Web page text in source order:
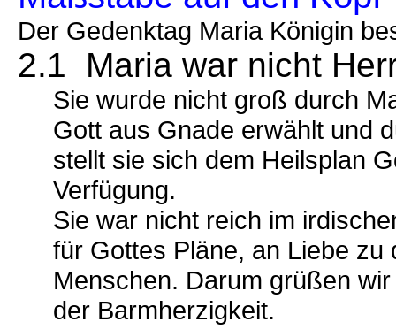
Der Gedenktag Maria Königin
2.1 Maria war nicht
Sie wurde nicht groß durch
Gott aus Gnade erwählt und
stellt sie sich dem Heilsplan
Verfügung.
Sie war nicht reich im
für Gottes Pläne, an Liebe
Menschen. Darum grüßen
der Barmherzigkeit.